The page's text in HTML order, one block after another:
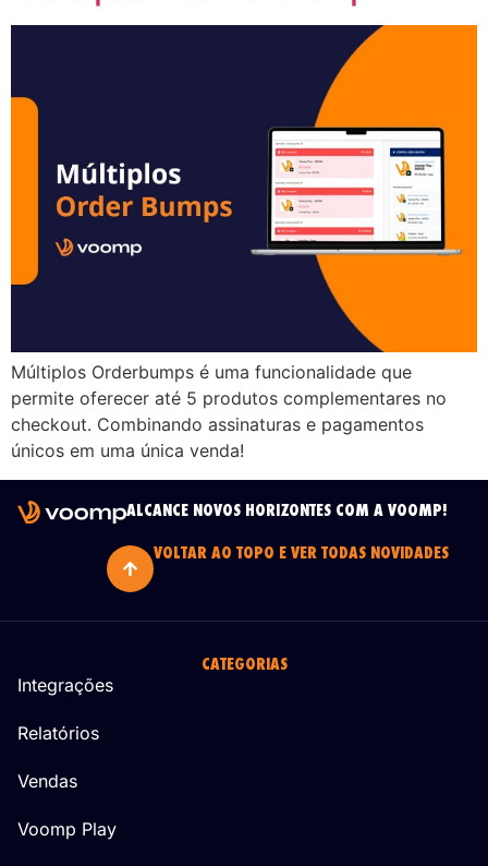
Múltiplos Orderbumps é uma funcionalidade que
permite oferecer até 5 produtos complementares no
checkout. Combinando assinaturas e pagamentos
únicos em uma única venda!
ALCANCE NOVOS HORIZONTES COM A VOOMP!
VOLTAR AO TOPO E VER TODAS NOVIDADES
CATEGORIAS
Integrações
Relatórios
Vendas
Voomp Play